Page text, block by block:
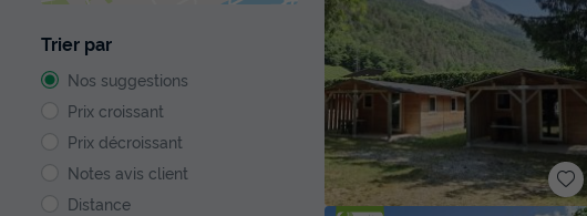
Trier par
Nos suggestions
Prix croissant
Prix décroissant
Notes avis client
Distance